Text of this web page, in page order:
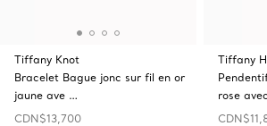
Tiffany Knot
Bracelet Bague jonc sur fil en or
jaune ave …
CDN$13,700
Tiffany
rose